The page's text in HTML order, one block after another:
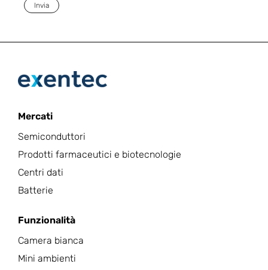
Invia
Mercati
Semiconduttori
Prodotti farmaceutici e biotecnologie
Centri dati
Batterie
Funzionalità
Camera bianca
Mini ambienti